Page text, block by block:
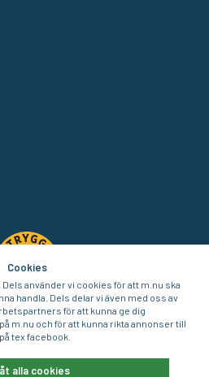
Cookies
använder vi cookies för att m.nu ska
handla. Dels delar vi även med oss av
för att kunna ge dig
m.nu och för att kunna rikta annonser till
tex facebook.
alla cookies